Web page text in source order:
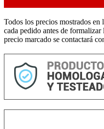
Todos los precios mostrados en
cada pedido antes de
precio marcado se contactará